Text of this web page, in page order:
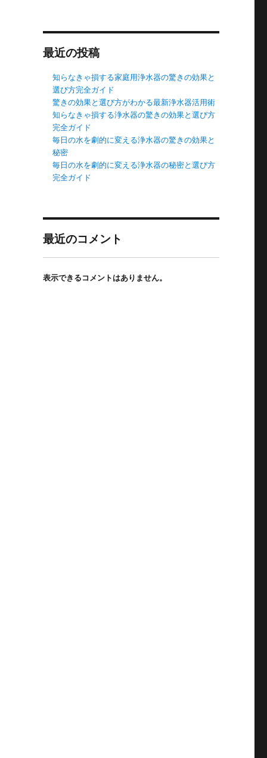
最近の投稿
知らなきゃ損する家庭用浄水器の驚きの効果と
選び方完全ガイド
驚きの効果と選び方がわかる最新浄水器活用術
知らなきゃ損する浄水器の驚きの効果と選び方
完全ガイド
毎日の水を劇的に変える浄水器の驚きの効果と
秘密
毎日の水を劇的に変える浄水器の秘密と選び方
完全ガイド
最近のコメント
表示できるコメントはありません。